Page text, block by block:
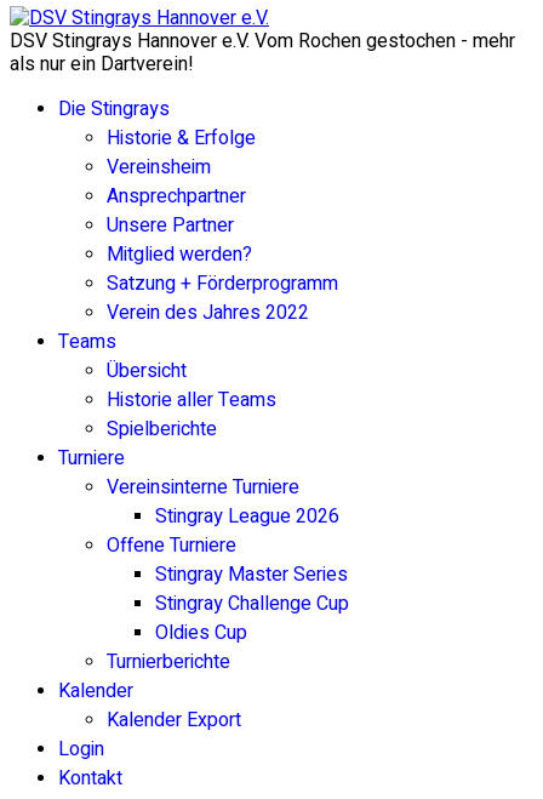
DSV Stingrays Hannover e.V. Vom Rochen gestochen - mehr
als nur ein Dartverein!
Die Stingrays
Historie & Erfolge
Vereinsheim
Ansprechpartner
Unsere Partner
Mitglied werden?
Satzung + Förderprogramm
Verein des Jahres 2022
Teams
Übersicht
Historie aller Teams
Spielberichte
Turniere
Vereinsinterne Turniere
Stingray League 2026
Offene Turniere
Stingray Master Series
Stingray Challenge Cup
Oldies Cup
Turnierberichte
Kalender
Kalender Export
Login
Kontakt